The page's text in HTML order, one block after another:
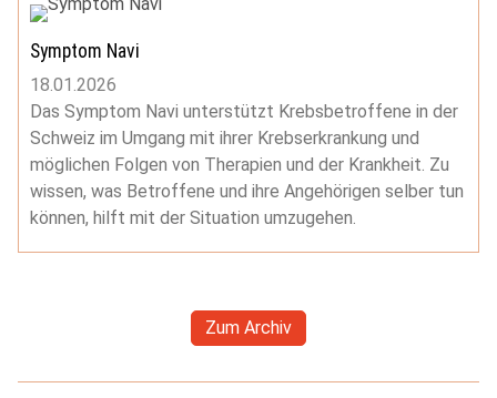
Symptom Navi
18.01.2026
Das Symptom Navi unterstützt Krebsbetroffene in der
Schweiz im Umgang mit ihrer Krebserkrankung und
möglichen Folgen von Therapien und der Krankheit. Zu
wissen, was Betroffene und ihre Angehörigen selber tun
können, hilft mit der Situation umzugehen.
Zum Archiv